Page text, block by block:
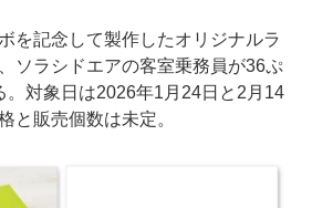
を記念して製作したオリジナルラ
ソラシドエアの客室乗務員が36ぷ
。対象日は2026年1月24日と2月14
と販売個数は未定。